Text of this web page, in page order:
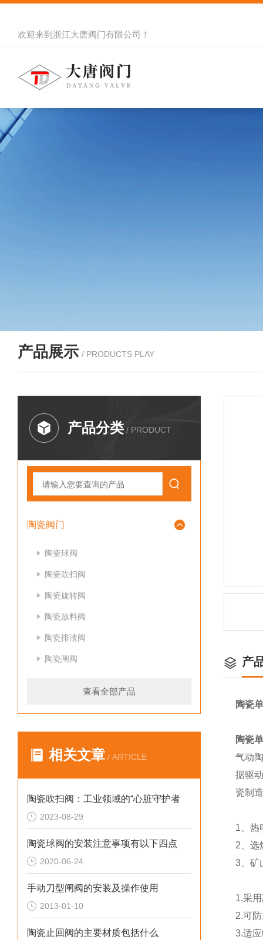
欢迎来到 浙江大唐阀门有限公司 ！
产品展示 / PRODUCTS PLAY
产品分类 / PRODUCT
陶瓷阀门
陶瓷球阀
陶瓷吹扫阀
陶瓷旋转阀
陶瓷放料阀
陶瓷排渣阀
陶瓷闸阀
查看全部产品
相关文章 / ARTICLE
陶瓷吹扫阀：工业领域的“心脏守护者
2023-08-29
陶瓷球阀的安装注意事项有以下四点
2020-06-24
手动刀型闸阀的安装及操作使用
2013-01-10
陶瓷止回阀的主要材质包括什么
产
陶瓷
陶瓷
气动
据驱
瓷制
1、热
2、选
3、矿
1.采
2.可
3.适